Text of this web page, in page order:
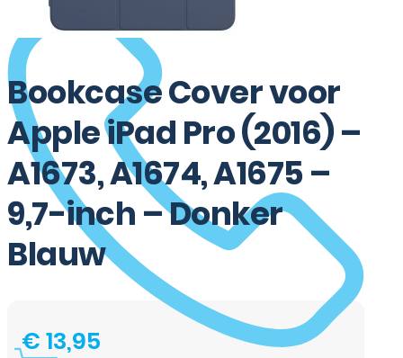
Bookcase Cover voor
Apple iPad Pro (2016) –
A1673, A1674, A1675 –
9,7-inch – Donker
Blauw
€13,95